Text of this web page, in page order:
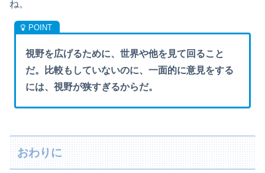
ね。
視野を広げるために、世界や他を見て回ること
だ。比較もしていないのに、一面的に意見をする
には、視野が狭すぎるからだ。
おわりに